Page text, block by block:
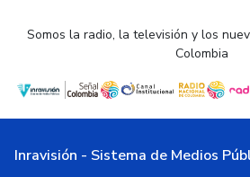
Somos la radio, la televisión y los
Colombia
Inravisión - Sistema de Medios